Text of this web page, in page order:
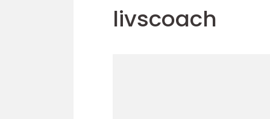
livscoach